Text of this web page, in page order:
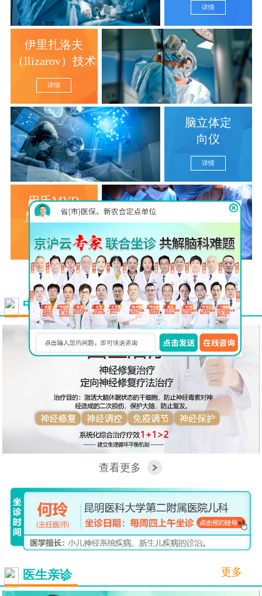
详情
伊里扎洛夫
（llizarov）技术
详情
脑立体定
向仪
详情
巴氏MVD
显微分离术
详情
查看更多
中西医结合看脑病 更多
查看更多
医生亲诊 更多